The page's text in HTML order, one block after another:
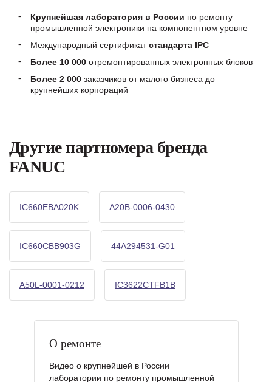
Крупнейшая лаборатория в России по ремонту
промышленной электроники на компонентном уровне
Международный сертификатстандарта IPC
Более 10 000 отремонтированных электронных блоков
Более 2 000 заказчиков от малого бизнеса до
крупнейших корпораций
Другие партномера бренда
FANUC
IC660EBA020K A20B-0006-0430
IC660CBB903G 44A294531-G01
A50L-0001-0212 IC3622CTFB1B
О ремонте
Видео о крупнейшей в России
лаборатории по ремонту промышленной